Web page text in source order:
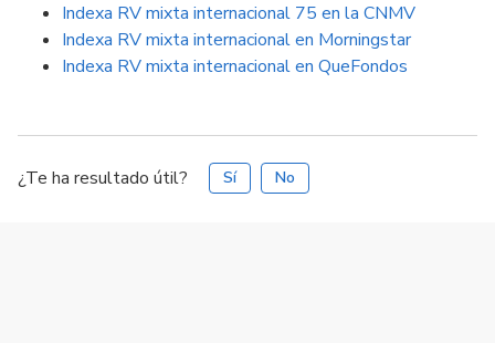
Indexa RV mixta internacional 75 en la CNMV
Indexa RV mixta internacional en Morningstar
Indexa RV mixta internacional en QueFondos
¿Te ha resultado útil? Sí No